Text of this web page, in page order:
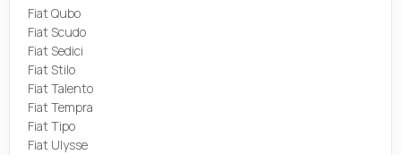
Fiat Qubo
Fiat Scudo
Fiat Sedici
Fiat Stilo
Fiat Talento
Fiat Tempra
Fiat Tipo
Fiat Ulysse